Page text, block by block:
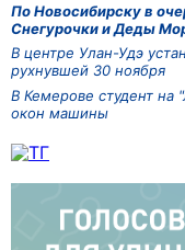
По Новосибирску в
Снегурочки и Деды
В центре Улан-Удэ
рухнувшей 30 ноября
В Кемерове студент на
окон машины